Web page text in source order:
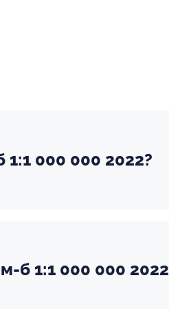
1:1 000 000 2022?
б 1:1 000 000 2022